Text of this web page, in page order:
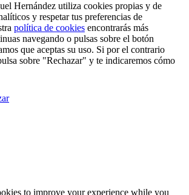
Hernández utiliza cookies propias y de
y respetar tus preferencias de
política de cookies encontrarás más
navegando o pulsas sobre el botón
que aceptas su uso. Si por el contrario
sobre "Rechazar" y te indicaremos cómo
to improve your experience while you